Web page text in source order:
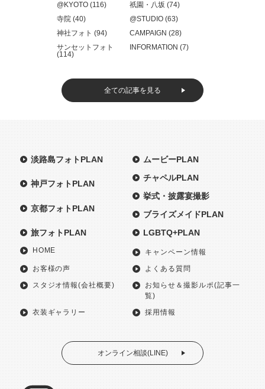
@KYOTO (116)
祇園・八坂 (74)
寺院 (40)
@STUDIO (63)
神社フォト (94)
CAMPAIGN (28)
サンセットフォト
(114)
INFORMATION (7)
全ての記事を見る
淡路島フォトPLAN
神戸フォトPLAN
京都フォトPLAN
旅フォトPLAN
ムービーPLAN
チャペルPLAN
挙式・披露宴撮影
ブライズメイドPLAN
LGBTQ+PLAN
HOME
キャンペーン情報
お客様の声
よくある質問
スタジオ情報(会社概要)
お知らせ＆撮影ルポ(記事一
覧)
衣装ギャラリー
採用情報
オンライン相談(LINE)